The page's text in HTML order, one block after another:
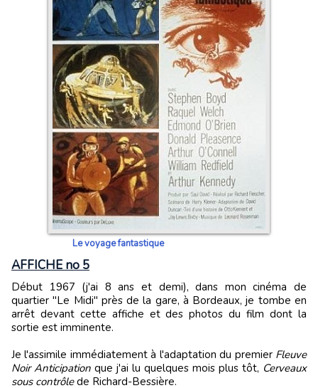
Le voyage fantastique
AFFICHE no 5
Début 1967 (j'ai 8 ans et demi), dans mon cinéma de
quartier "Le Midi" près de la gare, à Bordeaux, je tombe en
arrêt devant cette affiche et des photos du film dont la
sortie est imminente.
Je l'assimile immédiatement à l'adaptation du premier Fleuve
Noir Anticipation que j'ai lu quelques mois plus tôt, Cerveaux
sous contrôlede Richard-Bessière.